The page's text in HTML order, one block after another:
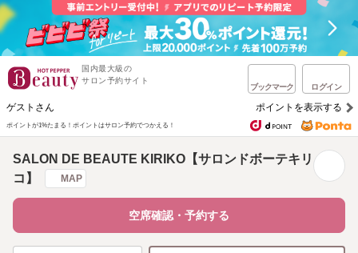
国内最大級の
サロン予約サイト
ブックマーク ログイン
ゲストさん ポイントを表示する
ポイントが1%たまる！ ポイントはサロン予約でつかえる！
SALON DE BEAUTE KIRIKO【サロンドボーテキリ
コ】
MAP
空席確認・予約する